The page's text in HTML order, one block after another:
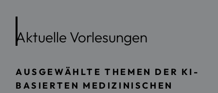
Aktuelle Vorlesungen
AUSGEWÄHLTE THEMEN DER KI-
BASIERTEN MEDIZINISCHEN